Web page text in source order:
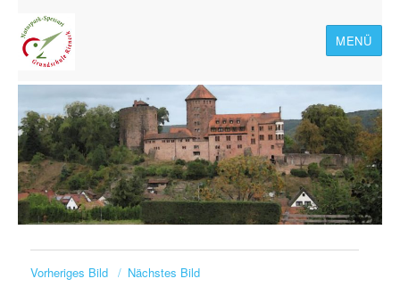
MENÜ
Vorheriges Bild Nächstes Bild